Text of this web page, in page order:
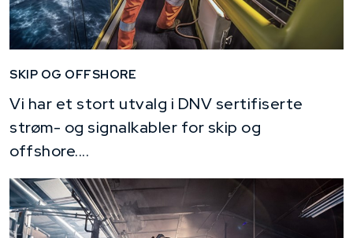
SKIP OG OFFSHORE
Vi har et stort utvalg i DNV sertifiserte
strøm- og signalkabler for skip og
offshore....